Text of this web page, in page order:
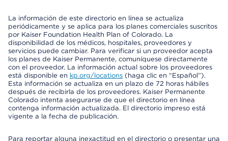
La información de este directorio en línea se actualiza
periódicamente y se aplica para los planes comerciales suscritos
por Kaiser Foundation Health Plan of Colorado. La
disponibilidad de los médicos, hospitales, proveedores y
servicios puede cambiar. Para verificar si un proveedor acepta
los planes de Kaiser Permanente, comuníquese directamente
con el proveedor. La información actual sobre los proveedores
está disponible en kp.org/locations (haga clic en “Español”).
Esta información se actualiza en un plazo de 72 horas hábiles
después de recibirla de los proveedores. Kaiser Permanente
Colorado intenta asegurarse de que el directorio en línea
contenga información actualizada. El directorio impreso está
vigente a la fecha de publicación.
Para reportar alguna inexactitud en el directorio o presentar una